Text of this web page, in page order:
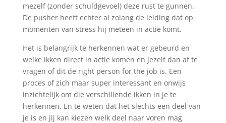
mezelf (zonder schuldgevoel) deze rust te gunnen.
De pusher heeft echter al zolang de leiding dat op
momenten van stress hij meteen in actie komt.
Het is belangrijk te herkennen wat er gebeurd en
welke ikken direct in actie komen en jezelf dan af te
vragen of dit de right person for the job is. Een
proces of zich maar super interessant en onwijs
inzichtelijk om die verschillende ikken in je te
herkennen. En te weten dat het slechts een deel van
je is en jij kan kiezen welk deel naar voren mag